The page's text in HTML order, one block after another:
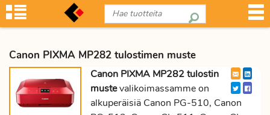
Canon PIXMA MP282 tulostimen muste
Canon PIXMA MP282 tulostin
mustevalikoimassamme on
alkuperäisiä Canon PG-510, Canon